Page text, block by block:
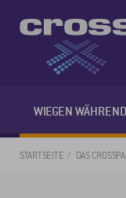
WIEGEN
STARTSEITE DAS